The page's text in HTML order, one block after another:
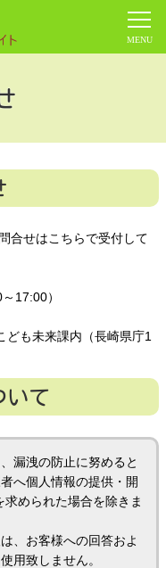
合せはこちらで受付して
17:00）
も未来課内（長崎県庁1
いて
漏洩の防止に努めると
へ個人情報の提供・開
められた場合を除きま
、お客様への回答およ
用致しません。